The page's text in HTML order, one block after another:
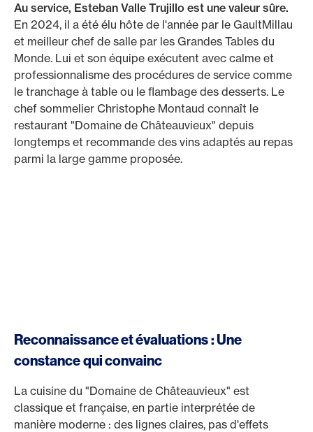
Au service, Esteban Valle Trujillo est une valeur sûre.
En 2024, il a été élu hôte de l'année par le GaultMillau
et meilleur chef de salle par les Grandes Tables du
Monde. Lui et son équipe exécutent avec calme et
professionnalisme des procédures de service comme
le tranchage à table ou le flambage des desserts. Le
chef sommelier Christophe Montaud connaît le
restaurant "Domaine de Châteauvieux" depuis
longtemps et recommande des vins adaptés au repas
parmi la large gamme proposée.
Reconnaissance et évaluations : Une
constance qui convainc
La cuisine du "Domaine de Châteauvieux" est
classique et française, en partie interprétée de
manière moderne : des lignes claires, pas d'effets